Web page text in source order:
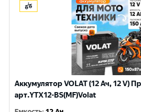
Аккумулятор VOLAT (12 Ач, 12 V)
арт.YTX12-BS(MF)Volat